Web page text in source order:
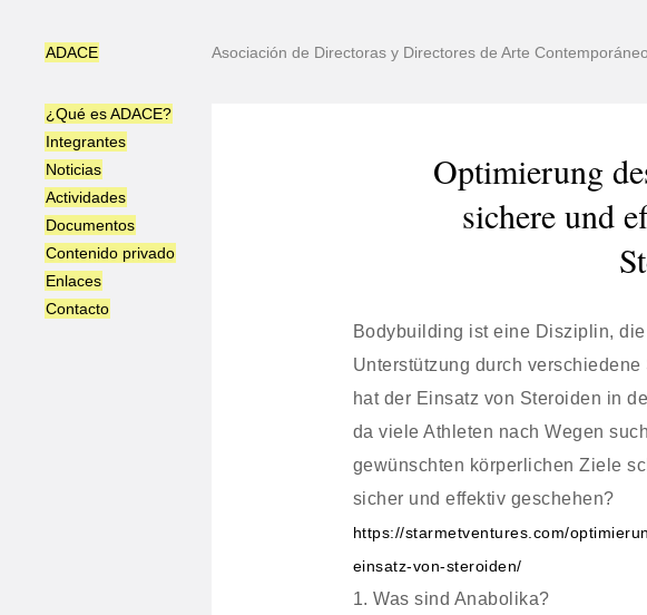
ADACE Asociación de Directoras y Directores de Arte
¿Qué es ADACE?
Integrantes
Noticias
Actividades
Documentos
Contenido privado
Enlaces
Contacto
Optimierung
sichere und
Bodybuilding ist eine Disziplin,
Unterstützung durch
hat der Einsatz von Steroiden in
da viele Athleten nach Wegen
gewünschten körperlichen Ziele
sicher und effektiv geschehen?
https://starmetventures.com/
einsatz-von-steroiden/
1. Was sind Anabolika?